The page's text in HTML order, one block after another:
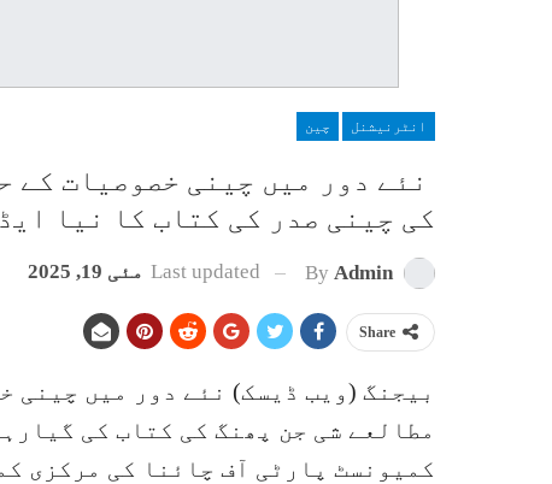
انٹرنیشنل چین
نئے دور میں چینی خصوصیات کے
کی چینی صدر کی کتاب کا نیا
By Admin
Last updated مئی 19, 2025
Share
بیجنگ (ویب ڈیسک) نئے دور میں چینی
مطالعے شی جن پھنگ کی کتاب کی
کمیونسٹ پارٹی آف چائنا کی مرکزی